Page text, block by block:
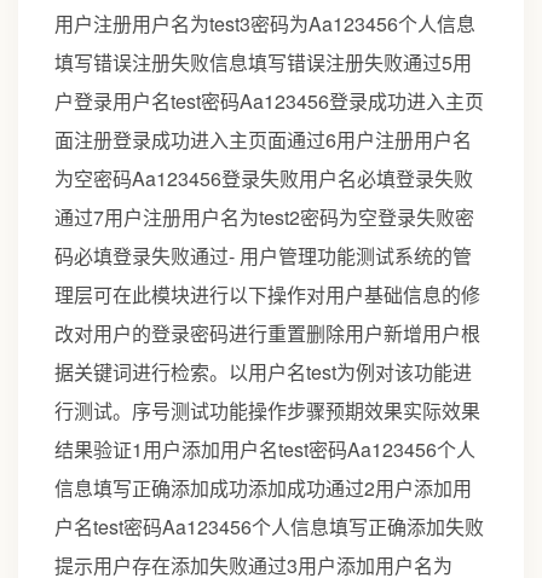
用户注册用户名为test3密码为Aa123456个人信息
填写错误注册失败信息填写错误注册失败通过5用
户登录用户名test密码Aa123456登录成功进入主页
面注册登录成功进入主页面通过6用户注册用户名
为空密码Aa123456登录失败用户名必填登录失败
通过7用户注册用户名为test2密码为空登录失败密
码必填登录失败通过- 用户管理功能测试系统的管
理层可在此模块进行以下操作对用户基础信息的修
改对用户的登录密码进行重置删除用户新增用户根
据关键词进行检索。以用户名test为例对该功能进
行测试。序号测试功能操作步骤预期效果实际效果
结果验证1用户添加用户名test密码Aa123456个人
信息填写正确添加成功添加成功通过2用户添加用
户名test密码Aa123456个人信息填写正确添加失败
提示用户存在添加失败通过3用户添加用户名为